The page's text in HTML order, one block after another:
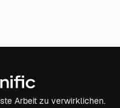
Arbeit zu verwirklichen.